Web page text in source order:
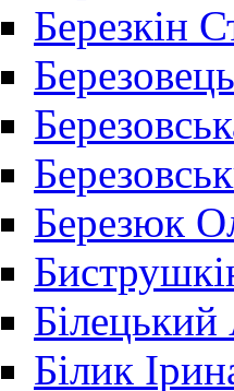
Березкін
Березюк
Білик